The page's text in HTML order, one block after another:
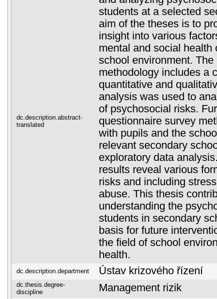
dc.description.abstract-
translated
students at a selected
aim of the theses is to
insight into various
mental and social health
school environment. The
methodology includes a
quantitative and
analysis was used to
of psychosocial risks.
questionnaire survey
with pupils and the
relevant secondary
exploratory data
results reveal various
risks and including
abuse. This thesis
understanding the
students in secondary
basis for future
the field of school
health.
dc.description.department Ústav krizového řízení
dc.thesis.degree-
discipline
Management rizik